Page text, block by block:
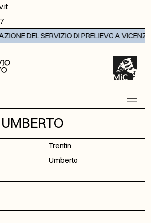
DEL SERVIZIO DI PRELIEVO A VICENZA
Trentin
Umberto